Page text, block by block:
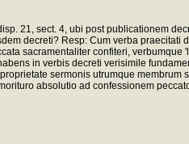
21, sect. 4, ubi post publicationem
decreti? Resp: Cum verba
sacramentaliter confiteri,
in verbis decreti verisimile
sermonis utrumque
absolutio ad confessionem